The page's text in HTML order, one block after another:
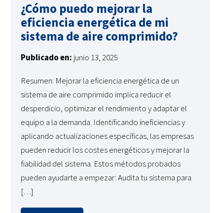
¿Cómo puedo mejorar la
eficiencia energética de mi
sistema de aire comprimido?
Publicado en: junio 13, 2025
Resumen: Mejorar la eficiencia energética de un
sistema de aire comprimido implica reducir el
desperdicio, optimizar el rendimiento y adaptar el
equipo a la demanda. Identificando ineficiencias y
aplicando actualizaciones específicas, las empresas
pueden reducir los costes energéticos y mejorar la
fiabilidad del sistema. Estos métodos probados
pueden ayudarte a empezar: Audita tu sistema para
[…]